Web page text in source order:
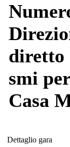
diretto
smi
Casa
Dettaglio gara